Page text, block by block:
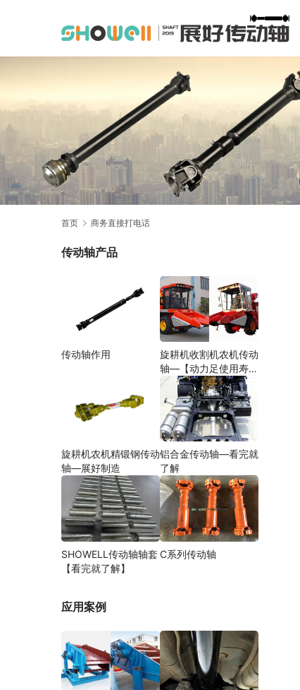
首页 商务直接打电话
传动轴产品
传动轴作用
旋耕机收割机农机传动
轴—【动力足使用寿命
久】
旋耕机农机精锻钢传动
轴—展好制造
铝合金传动轴—看完就
了解
SHOWELL传动轴轴套
【看完就了解】
C系列传动轴
应用案例